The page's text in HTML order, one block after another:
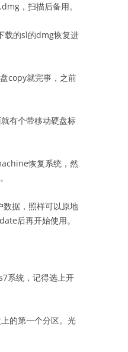
，扫描后备用。
载的sl的dmg恢复进
copy就完事，之前
有个带移动硬盘标
恢复系统，然
据，照样可以原地
后再开始使用。
系统，记得选上开
的第一个分区。光